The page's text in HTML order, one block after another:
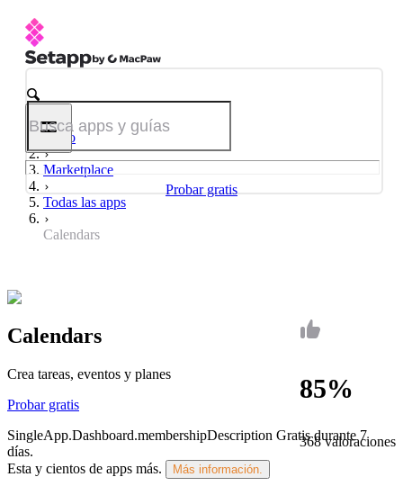
Probar gratis
Inicio
Marketplace
Todas las apps
Calendars
85%
368 valoraciones
Calendars
Crea tareas, eventos y planes
Probar gratis
SingleApp.Dashboard.membershipDescription Gratis durante 7
días.
Esta y cientos de apps más.
Más información.